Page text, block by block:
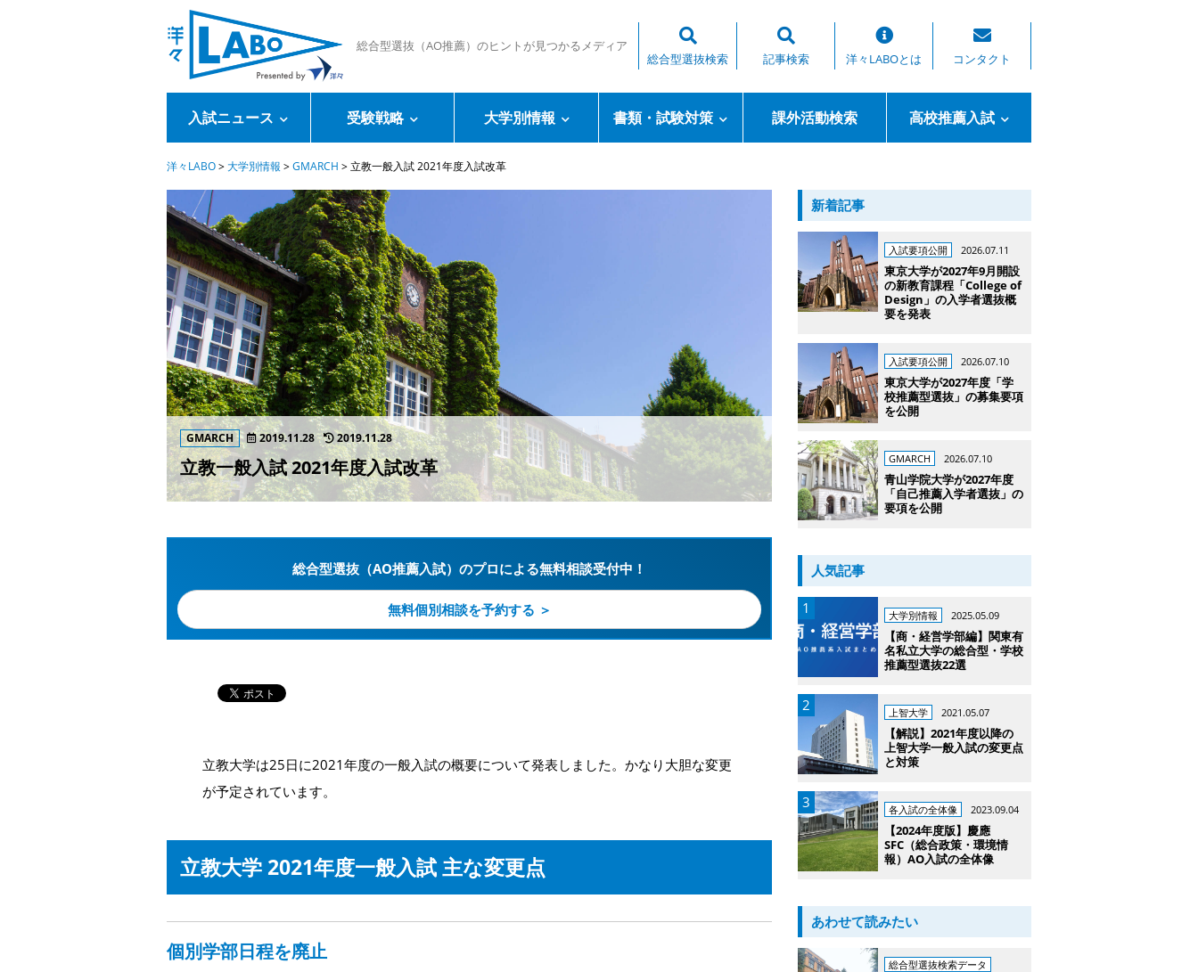
総合型選抜（AO推薦）のヒントが見つかるメディア
総合型選抜検索
記事検索 洋々LABOとは コンタクト
入試ニュース 受験戦略 大学別情報 書類・試験対策 課外活動検索 高校推薦入試
洋々LABO>大学別情報 >GMARCH >立教一般入試 2021年度入試改革
GMARCH 2019.11.28 2019.11.28
立教一般入試 2021年度入試改革
総合型選抜（AO推薦入試）のプロによる無料相談受付中！
無料個別相談を予約する ＞
立教大学は25日に2021年度の一般入試の概要について発表しました。かなり大胆な変更
が予定されています。
立教大学 2021年度一般入試 主な変更点
個別学部日程を廃止
新着記事
入試要項公開 2026.07.11
東京大学が2027年9月開設
の新教育課程「College of
Design」の入学者選抜概
要を発表
入試要項公開 2026.07.10
東京大学が2027年度「学
校推薦型選抜」の募集要項
を公開
GMARCH 2026.07.10
青山学院大学が2027年度
「自己推薦入学者選抜」の
要項を公開
人気記事
大学別情報 2025.05.09
【商・経営学部編】関東有
名私立大学の総合型・学校
推薦型選抜22選
上智大学 2021.05.07
【解説】2021年度以降の
上智大学一般入試の変更点
と対策
各入試の全体像 2023.09.04
【2024年度版】慶應
SFC（総合政策・環境情
報）AO入試の全体像
あわせて読みたい
総合型選抜検索データ